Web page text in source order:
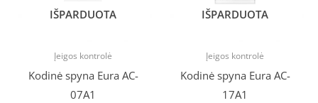
IŠPARDUOTA
Įeigos kontrolė
Kodinė spyna Eura AC-
07A1
IŠPARDUOTA
Įeigos kontrolė
Kodinė spyna Eura AC-
17A1